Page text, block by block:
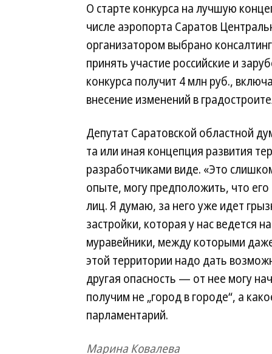
О старте конкурса на лучшую
числе аэропорта Саратов
организатором выбрано
принять участие российские и
конкурса получит 4 млн руб.,
внесение изменений в
Депутат Саратовской областной
та или иная концепция развития
разработчиками виде. «Это
опыте, могу предположить, что
лиц. Я думаю, за него уже идет
застройки, которая у нас ведется
муравейники, между которыми
этой территории надо дать
другая опасность — от нее могу
получим не „город в городе“, а
парламентарий.
Марина Ковалева